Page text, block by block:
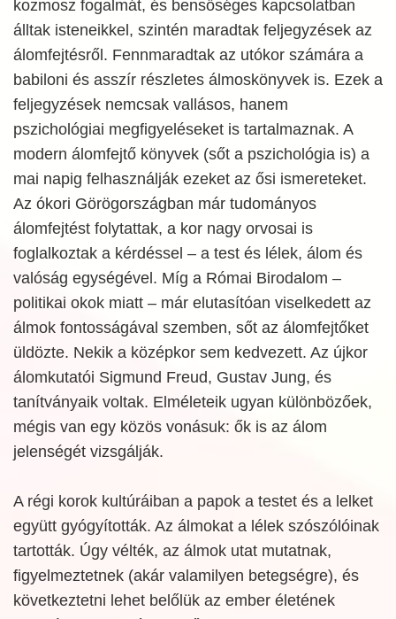
kozmosz fogalmát, és bensőséges kapcsolatban
álltak isteneikkel, szintén maradtak feljegyzések az
álomfejtésről. Fennmaradtak az utókor számára a
babiloni és asszír részletes álmoskönyvek is. Ezek a
feljegyzések nemcsak vallásos, hanem
pszichológiai megfigyeléseket is tartalmaznak. A
modern álomfejtő könyvek (sőt a pszichológia is) a
mai napig felhasználják ezeket az ősi ismereteket.
Az ókori Görögországban már tudományos
álomfejtést folytattak, a kor nagy orvosai is
foglalkoztak a kérdéssel – a test és lélek, álom és
valóság egységével. Míg a Római Birodalom –
politikai okok miatt – már elutasítóan viselkedett az
álmok fontosságával szemben, sőt az álomfejtőket
üldözte. Nekik a középkor sem kedvezett. Az újkor
álomkutatói Sigmund Freud, Gustav Jung, és
tanítványaik voltak. Elméleteik ugyan különbözőek,
mégis van egy közös vonásuk: ők is az álom
jelenségét vizsgálják.
A régi korok kultúráiban a papok a testet és a lelket
együtt gyógyították. Az álmokat a lélek szószólóinak
tartották. Úgy vélték, az álmok utat mutatnak,
figyelmeztetnek (akár valamilyen betegségre), és
következtetni lehet belőlük az ember életének